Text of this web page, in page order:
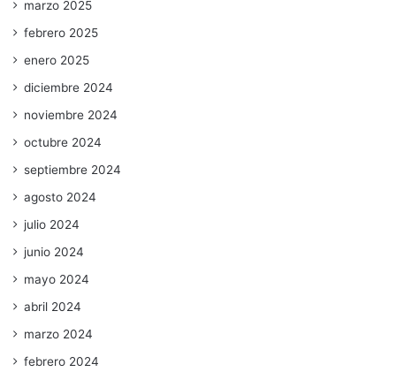
marzo 2025
febrero 2025
enero 2025
diciembre 2024
noviembre 2024
octubre 2024
septiembre 2024
agosto 2024
julio 2024
junio 2024
mayo 2024
abril 2024
marzo 2024
febrero 2024